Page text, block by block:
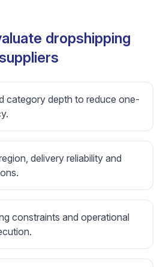
dropshipping
category depth to reduce one-
delivery reliability and
constraints and operational